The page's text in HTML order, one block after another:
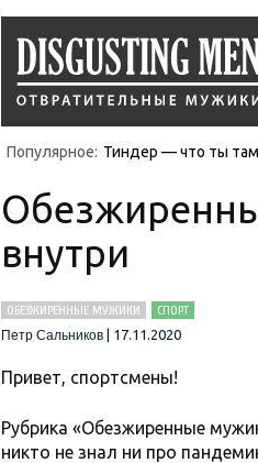
Популярное: Тиндер — что ты
внутри
ОБЕЗЖИРЕННЫЕ МУЖИКИ
СПОРТ
Петр Сальников
17.11.2020
Привет, спортсмены!
Рубрика «Обезжиренные
никто не знал ни про